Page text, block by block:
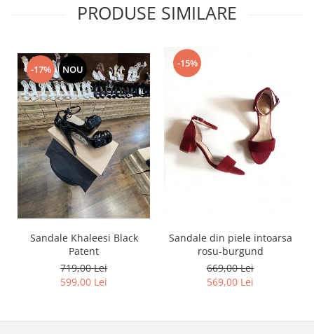
PRODUSE SIMILARE
-17% NOU
Sandale Khaleesi Black
Patent
719,00 Lei
599,00 Lei
-15%
Sandale din piele intoarsa
rosu-burgund
669,00 Lei
569,00 Lei